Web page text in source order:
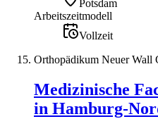
Potsdam
Arbeitszeitmodell
Vollzeit
Orthopädikum Neuer Wall
Medizinische
in Hamburg-